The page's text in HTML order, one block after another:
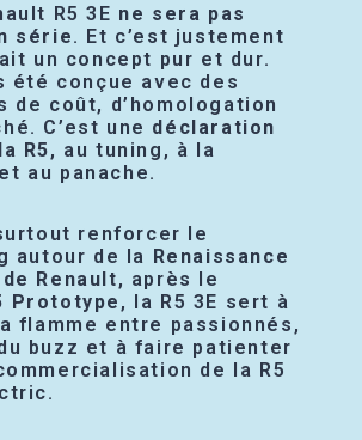
R5 3E ne sera pas
série. Et c’est justement
un concept pur et dur.
été conçue avec des
de coût, d’homologation
C’est une déclaration
R5, au tuning, à la
au panache.
renforcer le
autour de la Renaissance
Renault, après le
Prototype , la R5 3E sert à
flamme entre passionnés,
buzz et à faire patienter
de la R5